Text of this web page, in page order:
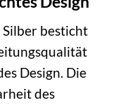
besticht
Design. Die
des